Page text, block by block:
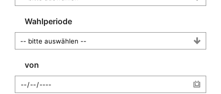
Wahlperiode
von